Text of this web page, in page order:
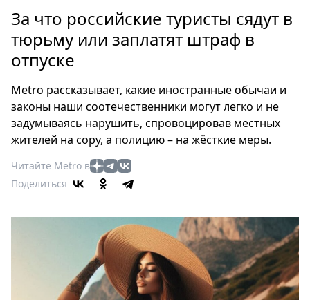
Россия
Мир
Здоровье
Туризм
Мода
Театр
Кино
Афиша
Книги
Выставки
Пресс-
релизы
Metro
За что российские туристы сядут в
тюрьму или заплатят штраф в
отпуске
Metro рассказывает, какие иностранные обычаи и
законы наши соотечественники могут легко и не
задумываясь нарушить, спровоцировав местных
жителей на сору, а полицию – на жёсткие меры.
Читайте Metro в
Поделиться